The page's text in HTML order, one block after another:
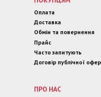
Оплата
Доставка
Обмін та повернення
Прайс
Часто запитують
Договір публічної
ПРО НАС